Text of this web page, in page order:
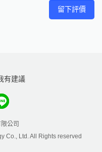
留下評價
有建議
公司
Co., Ltd. All Rights reserved